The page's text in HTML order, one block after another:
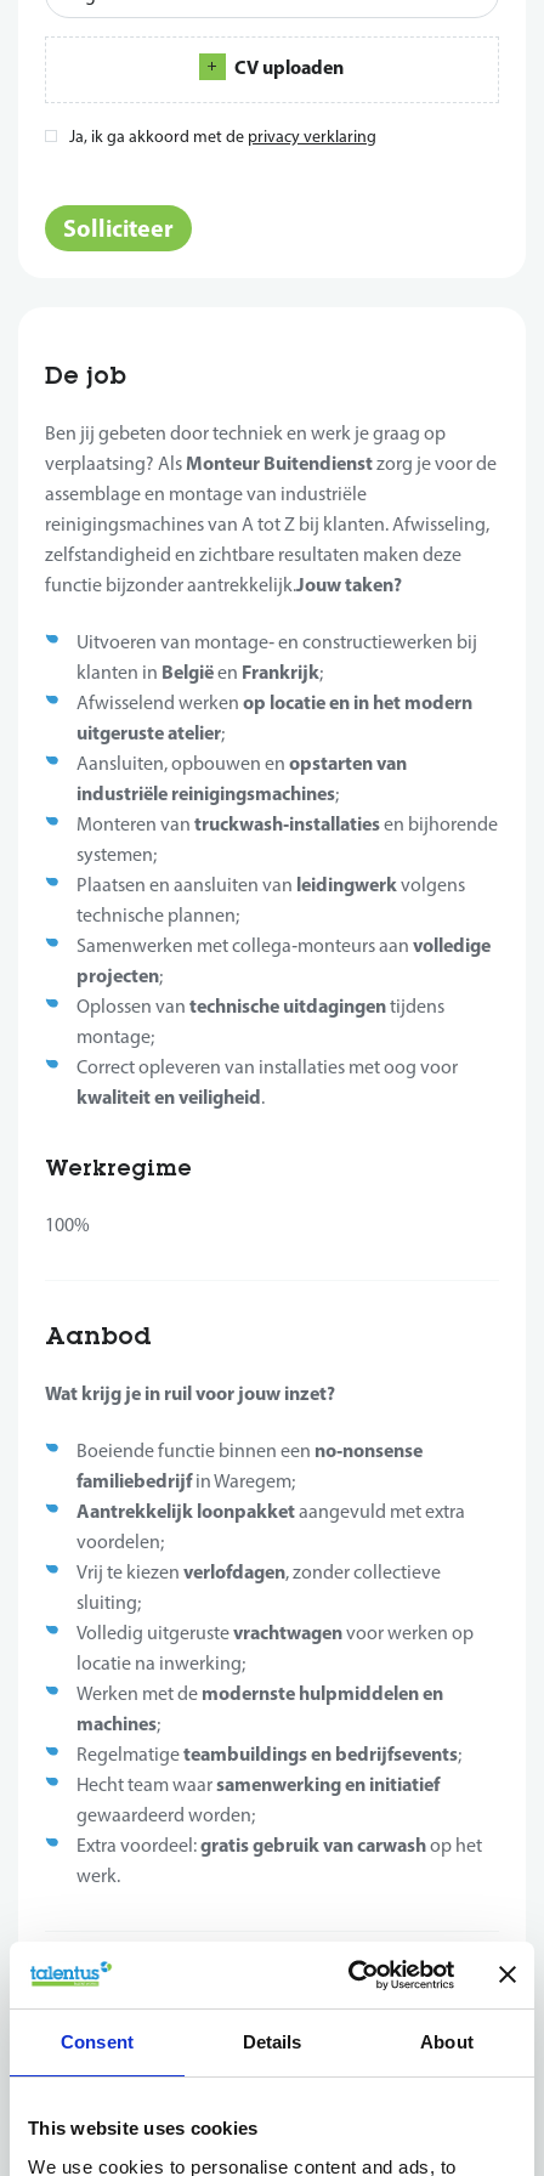
Consent Details About
This website uses cookies
We use cookies to personalise content and ads, to
CV uploaden
Ja, ik ga akkoord met de privacy verklaring
Solliciteer
De job
Ben jij gebeten door techniek en werk je graag op
verplaatsing? AlsMonteur Buitendienstzorg je voor de
assemblage en montage van industriële
reinigingsmachines van A tot Z bij klanten. Afwisseling,
zelfstandigheid en zichtbare resultaten maken deze
functie bijzonder aantrekkelijk.Jouw taken?
Uitvoeren van montage‑ en constructiewerken bij
klanten in Belgiëen Frankrijk;
Afwisselend werken op locatie en in het modern
uitgeruste atelier;
Aansluiten, opbouwen en opstarten van
industriële reinigingsmachines;
Monteren van truckwash‑installatiesen bijhorende
systemen;
Plaatsen en aansluiten van leidingwerkvolgens
technische plannen;
Samenwerken met collega‑monteurs aan volledige
projecten;
Oplossen van technische uitdagingentijdens
montage;
Correct opleveren van installaties met oog voor
kwaliteit en veiligheid.
Werkregime
100%
Aanbod
Wat krijg je in ruil voor jouw inzet?
Boeiende functie binnen een no‑nonsense
familiebedrijfin Waregem;
Aantrekkelijk loonpakketaangevuld met extra
voordelen;
Vrij te kiezen verlofdagen, zonder collectieve
sluiting;
Volledig uitgerustevrachtwagenvoor werken op
locatie na inwerking;
Werken met de modernste hulpmiddelen en
machines;
Regelmatigeteambuildings en bedrijfsevents;
Hecht team waarsamenwerking en initiatief
gewaardeerd worden;
Extra voordeel:gratis gebruik van carwashop het
werk.
Jouw profiel
Wat maakt jou de ideale kandidaat?
vormen de kern van deze functie;
Opleiding of achtergrond inelektromechanica,